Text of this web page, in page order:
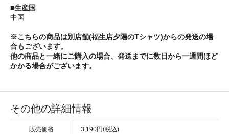
■生産国
中国
※こちらの商品は別店舗(福生店夕陽のTシャツ)からの発送の場
合もございます。
他の商品と一緒にご購入の場合、発送までに数日から一週間ほど
かかる場合がございます。
その他の詳細情報
販売価格 3,190円(税込)